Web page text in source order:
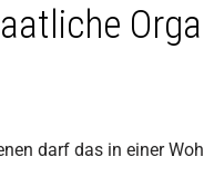
darf das in einer